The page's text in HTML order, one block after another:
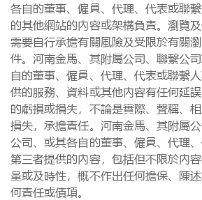
各自的董事、僱員、代理、代表或聯
的其他網站的內容或架構負責。瀏覽
需要自行承擔有關風險及受限於有關
件。河南金馬、其附屬公司、聯繫公
自的董事、僱員、代理、代表或聯繫
供的服務、資料或其他內容有任何延
的虧損或損失，不論是實際、聲稱、
損失，承擔責任。河南金馬、其附屬
公司、或其各自的董事、僱員、代理
第三者提供的內容，包括但不限於內
量或及時性，概不作出任何擔保、陳
何責任或債項。